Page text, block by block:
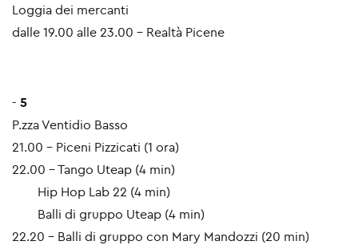
Loggia dei mercanti
dalle 19.00 alle 23.00 - Realtà Picene
- 5
P.zza Ventidio Basso
21.00 - Piceni Pizzicati (1 ora)
22.00 - Tango Uteap (4 min)
Hip Hop Lab 22 (4 min)
Balli di gruppo Uteap (4 min)
22.20 - Balli di gruppo con Mary Mandozzi (20 min)